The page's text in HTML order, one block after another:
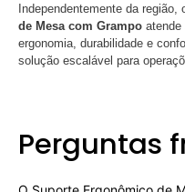
Independentemente da região,
de Mesa com Grampo
ergonomia, durabilidade e
solução escalável para
Perguntas